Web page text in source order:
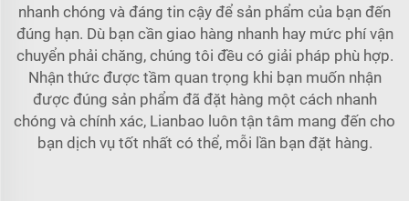
nhanh chóng và đáng tin cậy để sản phẩm của bạn đến
đúng hạn. Dù bạn cần giao hàng nhanh hay mức phí vận
chuyển phải chăng, chúng tôi đều có giải pháp phù hợp.
Nhận thức được tầm quan trọng khi bạn muốn nhận
được đúng sản phẩm đã đặt hàng một cách nhanh
chóng và chính xác, Lianbao luôn tận tâm mang đến cho
bạn dịch vụ tốt nhất có thể, mỗi lần bạn đặt hàng.